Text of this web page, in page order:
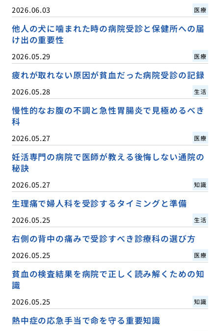
2026.06.03 医療
他人の犬に噛まれた時の病院受診と保健所への届
け出の重要性
2026.05.29 医療
疲れが取れない原因が貧血だった病院受診の記録
2026.05.28 生活
慢性的なお腹の不調と急性胃腸炎で見極めるべき
科
2026.05.27 医療
妊活専門の病院で医師が教える後悔しない通院の
秘訣
2026.05.27 知識
生理痛で婦人科を受診するタイミングと準備
2026.05.25 生活
右側の背中の痛みで受診すべき診療科の選び方
2026.05.25 医療
貧血の検査結果を病院で正しく読み解くための知
識
2026.05.25 知識
熱中症の応急手当で命を守る重要知識